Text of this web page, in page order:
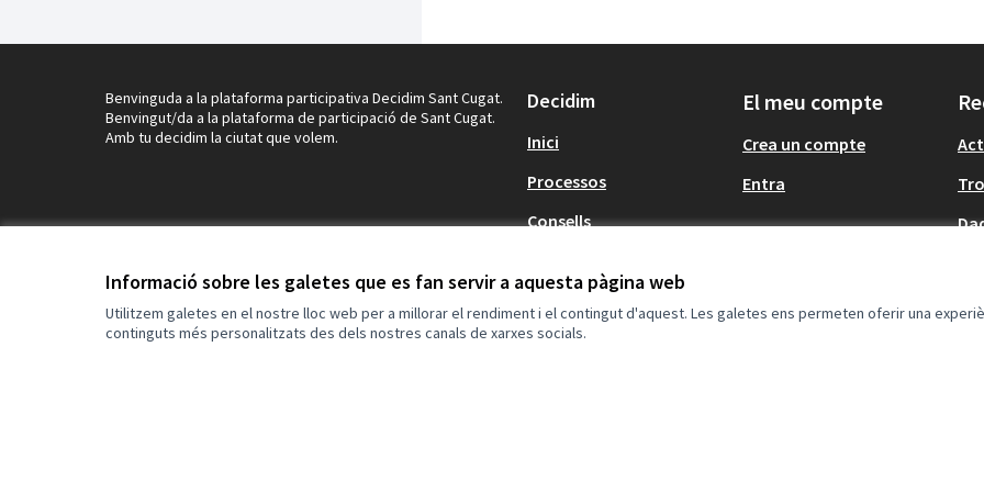
Informació sobre les galetes que es fan servir a aquesta pàgina web
Utilitzem galetes en el nostre lloc web per a millorar el rendiment i el contingut d'aquest. Les galetes ens permeten oferir una
continguts més personalitzats des dels nostres canals de xarxes socials.
Benvinguda a la plataforma participativa Decidim Sant Cugat.
Benvingut/da a la plataforma de participació de Sant Cugat.
Amb tu decidim la ciutat que volem.
Decidim
Inici
Processos
Consells
normativa
El meu compte
Crea un compte
Entra